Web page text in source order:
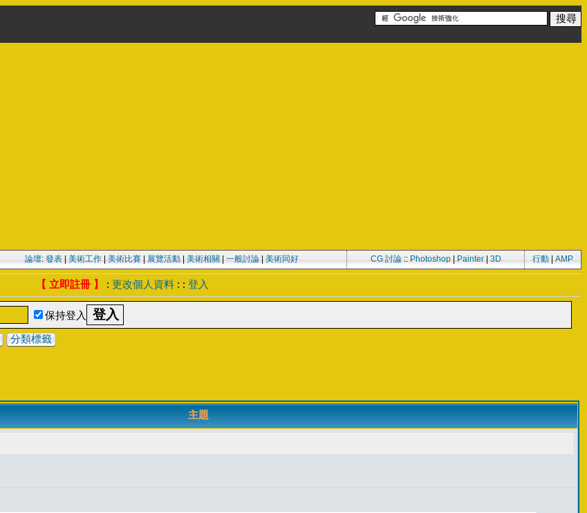
論壇: 發表| 美術工作| 美術比賽| 展覽活動| 美術相關 一般討論| 美術同好 CG 討論:: Photoshop| Painter| 3D 行動 AMP
【 立即註冊 】 : 更改個人資料 : : 登入
保持登入
分類標籤
主題